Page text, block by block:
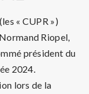
« CUPR »)
Riopel,
président du
2024.
lors de la